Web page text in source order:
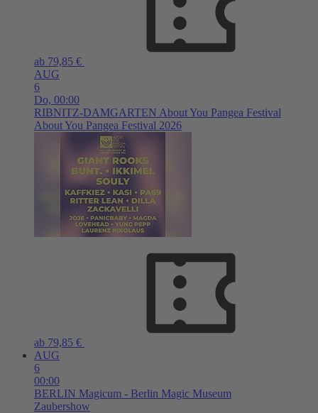
ab 79,85 €
AUG
6
Do, 00:00
RIBNITZ-DAMGARTEN About You Pangea Festival
About You Pangea Festival 2026
ab 79,85 €
AUG
6
00:00
BERLIN Magicum - Berlin Magic Museum
Zaubershow